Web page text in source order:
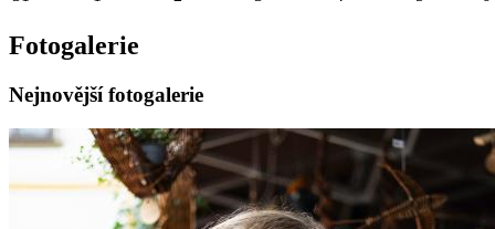
Fotogalerie
Nejnovější fotogalerie